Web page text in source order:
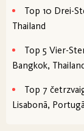
Top 10 Drei-
Thailand
Top 5 Vier-
Bangkok,
Top 7
Lisabonā,